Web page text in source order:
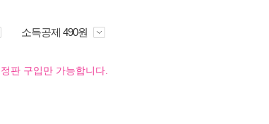
소득공제 490원
판 구입만 가능합니다.